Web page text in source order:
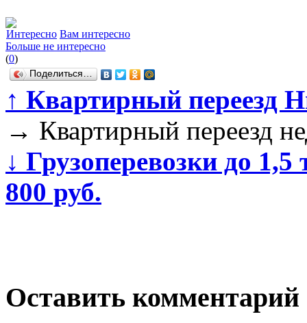
Интересно Вам интересно
Больше не интересно
(0)
Поделиться…
↑ Квартирный переезд
→ Квартирный переезд
↓ Грузоперевозки до 1,5
800 руб.
Оставить комментарий